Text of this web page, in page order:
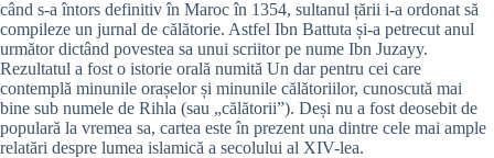
când s-a întors definitiv în Maroc în 1354, sultanul țării i-a ordonat să
compileze un jurnal de călătorie. Astfel Ibn Battuta și-a petrecut anul
următor dictând povestea sa unui scriitor pe nume Ibn Juzayy.
Rezultatul a fost o istorie orală numită Un dar pentru cei care
contemplă minunile orașelor și minunile călătoriilor, cunoscută mai
bine sub numele de Rihla (sau „călătorii”). Deși nu a fost deosebit de
populară la vremea sa, cartea este în prezent una dintre cele mai ample
relatări despre lumea islamică a secolului al XIV-lea.